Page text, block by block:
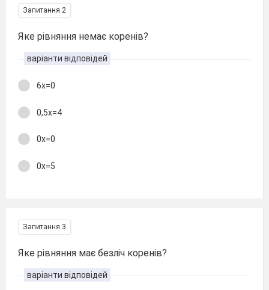
Запитання 2
Яке рівняння немає коренів?
варіанти відповідей
6х=0
0,5х=4
0х=0
0х=5
Запитання 3
Яке рівняння має безліч коренів?
варіанти відповідей